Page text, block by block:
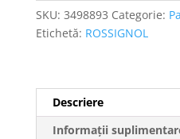
SKU: 3498893 Categorie:
Etichetă: ROSSIGNOL
Descriere
Informații